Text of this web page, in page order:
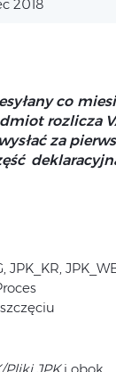
2018
co
rozlicza
za